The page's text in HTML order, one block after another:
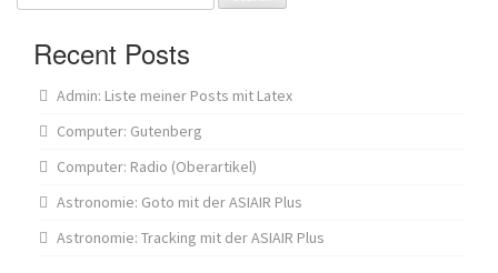
for:
Recent Posts
Admin: Liste meiner Posts mit Latex
Computer: Gutenberg
Computer: Radio (Oberartikel)
Astronomie: Goto mit der ASIAIR Plus
Astronomie: Tracking mit der ASIAIR Plus